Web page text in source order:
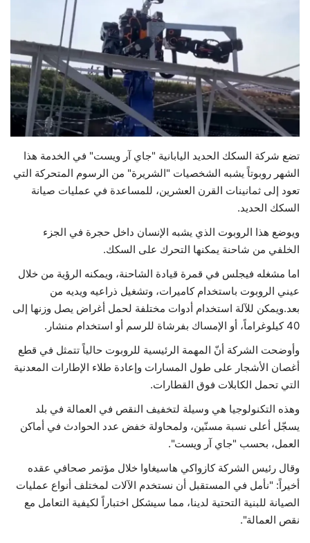
فيديو
حياة
تضع شركة السكك الحديد اليابانية "جاي آر ويست" في الخدمة هذا
الشهر روبوتاً يشبه الشخصيات "الشريرة" من الرسوم المتحركة التي
تعود إلى ثمانينات القرن العشرين، للمساعدة في عمليات صيانة
السكك الحديد.
ويوضع هذا الروبوت الذي يشبه الإنسان داخل حجرة في الجزء
الخلفي من شاحنة يمكنها التحرك على السكك.
اما مشغله فيجلس في قمرة قيادة الشاحنة، ويمكنه الرؤية من خلال
عيني الروبوت باستخدام كاميرات، وتشغيل ذراعيه ويديه من
بعد.ويمكن للآلة استخدام أدوات مختلفة لحمل أغراض يصل وزنها إلى
40 كيلوغراماً، أو الإمساك بفرشاة للرسم أو استخدام منشار.
وأوضحت الشركة أنّ المهمة الرئيسية للروبوت حالياً تتمثل في قطع
أغصان الأشجار على طول المسارات وإعادة طلاء الإطارات المعدنية
التي تحمل الكابلات فوق القطارات.
وهذه التكنولوجيا هي وسيلة لتخفيف النقص في العمالة في بلد
يسجّل أعلى نسبة مسنّين، ولمحاولة خفض عدد الحوادث في أماكن
العمل، بحسب "جاي آر ويست".
وقال رئيس الشركة كازواكي هاسيغاوا خلال مؤتمر صحافي عقده
أخيراً: "نأمل في المستقبل أن نستخدم الآلات لمختلف أنواع عمليات
الصيانة للبنية التحتية لدينا، مما سيشكل اختباراً لكيفية التعامل مع
نقص العمالة".